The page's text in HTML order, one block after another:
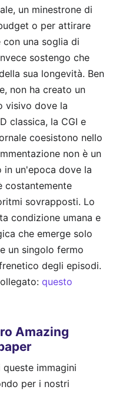
un minestrone di
o per attirare
una soglia di
sostengo che
sua longevità. Ben
non ha creato un
visivo dove la
classica, la CGI e
coesistono nello
non è un
in un'epoca dove la
costantemente
sovrapposti. Lo
condizione umana e
che emerge solo
un singolo fermo
degli episodi.
questo
Amazing
immagini
per i nostri